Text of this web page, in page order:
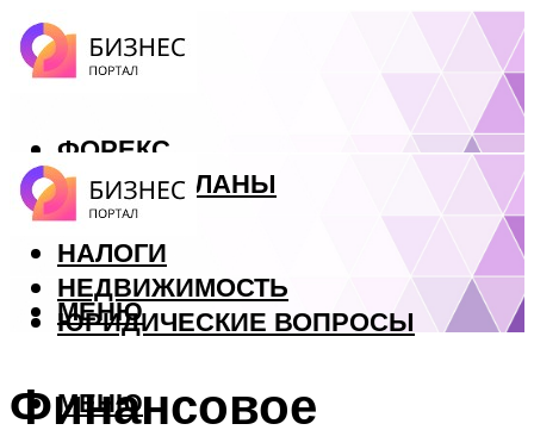
ФОРЕКС
БИЗНЕС ПЛАНЫ
КРЕДИТЫ
НАЛОГИ
НЕДВИЖИМОСТЬ
ЮРИДИЧЕСКИЕ ВОПРОСЫ
МЕНЮ
МЕНЮ
Финансовое